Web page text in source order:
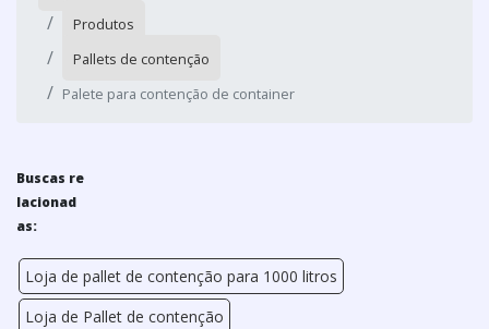
Produtos
Pallets de contenção
Palete para contenção de container
Buscas re
lacionad
as:
Loja de pallet de contenção para 1000 litros
Loja de Pallet de contenção